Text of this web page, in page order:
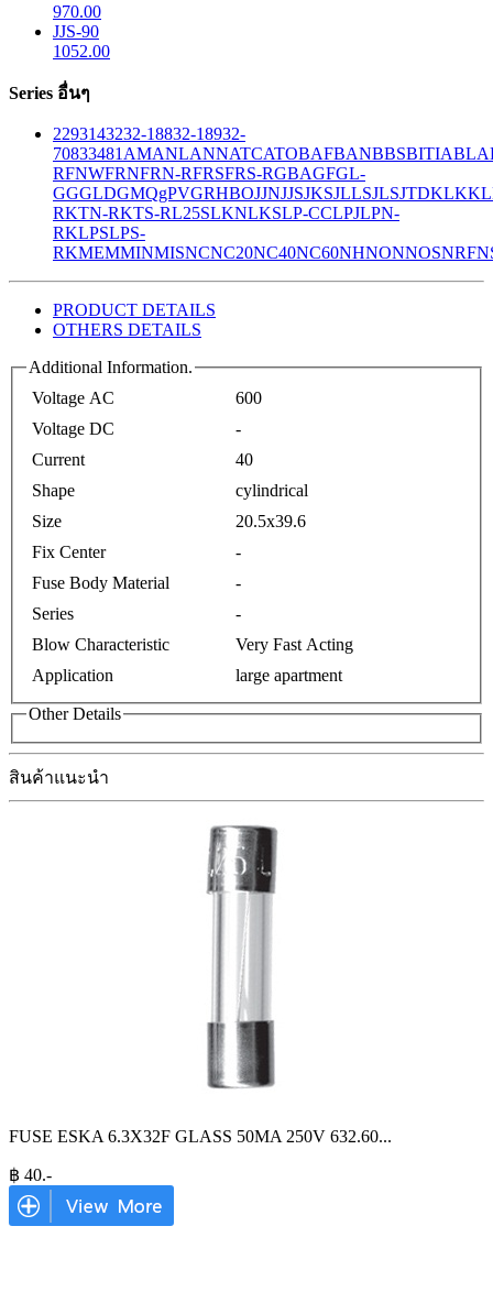
970.00
JJS-90
1052.00
Series อื่นๆ
2293143232-18832-18932-
70833481 AMANLANNATCATOBAFBANBBSBITIABLA
RFNWFRNFRN-RFRSFRS-RGBAGFGL-
GGGLDGMQgPVGRHBOJJNJJSJKSJLLSJLSJTDKLK
RKTN-RKTS-RL25SLKNLKSLP-CCLPJLPN-
RKLPSLPS-
RKMEMMINMISNCNC20NC40NC60NHNONNOSNRF
PRODUCT DETAILS
OTHERS DETAILS
Additional Information.
Voltage AC
600
Voltage DC
-
Current
40
Shape
cylindrical
Size
20.5x39.6
Fix Center
-
Fuse Body Material
-
Series
-
Blow Characteristic
Very Fast Acting
Application
large apartment
Other Details
สินค้าแนะนำ
FUSE ESKA 6.3X32F GLASS 50MA 250V 632.60...
฿ 40.-